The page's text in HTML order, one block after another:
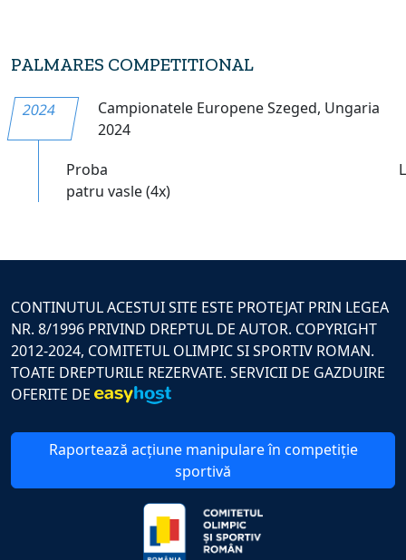
PALMARES COMPETITIONAL
2024
Campionatele Europene Szeged, Ungaria
2024
Proba
patru vasle (4x)
CONTINUTUL ACESTUI SITE ESTE PROTEJAT PRIN LEGEA
NR. 8/1996 PRIVIND DREPTUL DE AUTOR. COPYRIGHT
2012-2024, COMITETUL OLIMPIC SI SPORTIV ROMAN.
TOATE DREPTURILE REZERVATE. SERVICII DE GAZDUIRE
OFERITE DE
Raportează acțiune manipulare în competiție
sportivă